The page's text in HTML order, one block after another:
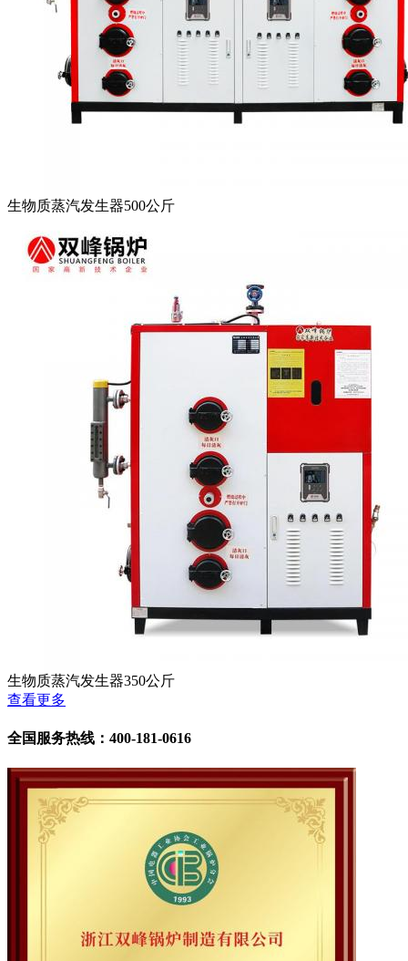
生物质蒸汽发生器500公斤
生物质蒸汽发生器350公斤
查看更多
全国服务热线：400-181-0616